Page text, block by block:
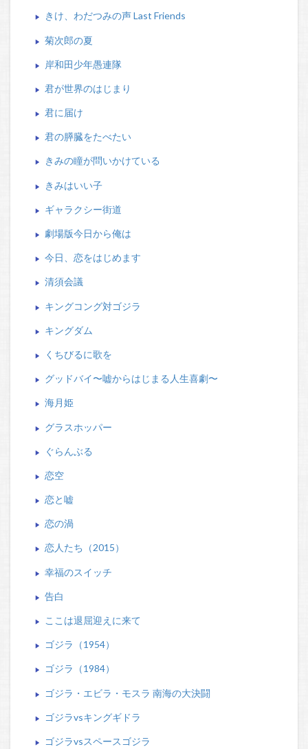
きけ、わだつみの声 Last Friends
菊次郎の夏
岸和田少年愚連隊
君が世界のはじまり
君に届け
君の膵臓をたべたい
きみの瞳が問いかけている
きみはいい子
ギャラクシー街道
劇場版今日から俺は
今日、恋をはじめます
清須会議
キングコング対ゴジラ
キングダム
くちびるに歌を
グッドバイ〜嘘からはじまる人生喜劇〜
海月姫
グラスホッパー
ぐらんぶる
恋空
恋と嘘
恋の渦
恋人たち（2015）
幸福のスイッチ
告白
ここは退屈迎えに来て
ゴジラ（1954）
ゴジラ（1984）
ゴジラ・エビラ・モスラ 南海の大決闘
ゴジラvsキングギドラ
ゴジラvsスペースゴジラ